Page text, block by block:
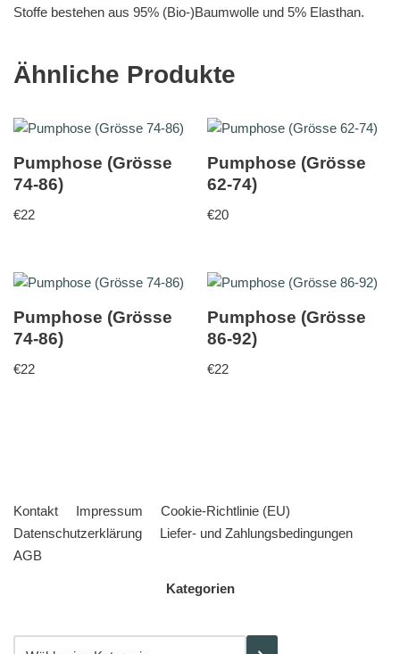
Stoffe bestehen aus 95% (Bio-)Baumwolle und 5% Elasthan.
Ähnliche Produkte
Pumphose (Grösse
74-86)
€22
Pumphose (Grösse
62-74)
€20
Pumphose (Grösse
74-86)
€22
Pumphose (Grösse
86-92)
€22
Kontakt Impressum
Cookie-Richtlinie (EU)
Datenschutzerklärung
Liefer- und Zahlungsbedingungen
AGB
Kategorien